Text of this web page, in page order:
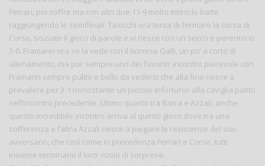
Ferrari, poi soffre ma con altri due 11-9 molto intesi lo batte
raggiungendo le semifinali. Taiocchi ora tenta di fermare la corsa di
Corso, scusate il gioco di parole e vi riesce con un secco e perentorio
3-0. Framarin ora se la vede con il ticinese Galli, un po’ a corto di
allenamento, ma pur sempre uno dei favoriti; incontro piacevole con
Framarin sempre pulito e bello da vedersi che alla fine riesce a
prevalere per 3-1 nonostante un piccolo infortunio alla caviglia patito
nell’incontro precedente. Ultimo quarto tra Barra e Azzali; anche
questo incredibile incontro arriva al quinto gioco dove tra una
sofferenza e l’altra Azzali riesce a piegare le resistenze del suo
avversario, che così come in precedenza Ferrari e Corso, tutti
insieme terminano il loro ruolo di sorprese.